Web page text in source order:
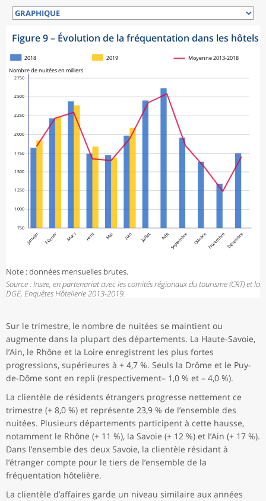
Figure 9– Évolution de la fréquentation dans les hôtels
750
1 000
1 250
1 500
1 750
2 000
2 250
2 500
2 750
Nombre de nuitées en milliers
Janvier Février Mars Avril Mai Juin Juillet AoûtSeptembre Octobre NovembreDécembre
2018 2019 Moyenne 2013-2018
Note : données mensuelles brutes.
Source : Insee, en partenariat avec les comités régionaux du tourisme (CRT) et la
DGE, Enquêtes Hôtellerie 2013-2019.
Sur le trimestre, le nombre de nuitées se maintient ou
augmente dans la plupart des départements. La Haute-Savoie,
l’Ain, le Rhône et la Loire enregistrent les plus fortes
progressions, supérieures à + 4,7 %. Seuls la Drôme et le Puy-
de-Dôme sont en repli (respectivement– 1,0 % et – 4,0 %).
La clientèle de résidents étrangers progresse nettement ce
trimestre (+ 8,0 %) et représente 23,9 % de l’ensemble des
nuitées. Plusieurs départements participent à cette hausse,
notamment le Rhône (+ 11 %), la Savoie (+ 12 %) et l’Ain (+ 17 %).
Dans l’ensemble des deux Savoie, la clientèle résidant à
l’étranger compte pour le tiers de l’ensemble de la
fréquentation hôtelière.
La clientèle d’affaires garde un niveau similaire aux années